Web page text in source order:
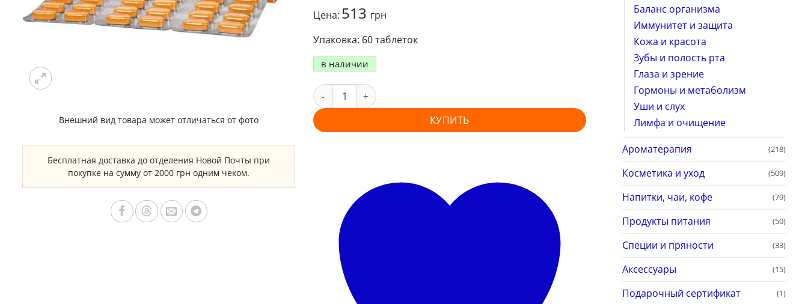
Баланс организма
Иммунитет и защита
Кожа и красота
Зубы и полость рта
Глаза и зрение
Гормоны и метаболизм
Уши и слух
Лимфа и очищение
Ароматерапия
(218)
Косметика и уход (509)
Напитки, чаи, кофе (79)
Продукты питания (50)
Специи и пряности (33)
Аксессуары (15)
Подарочный сертификат (1)
Внешний вид товара может отличаться от фото
Бесплатная доставка до отделения Новой Почты при
покупке на сумму от 2000 грн одним чеком.
Цена: 513 грн
60 таблеток
в наличии
КУПИТЬ